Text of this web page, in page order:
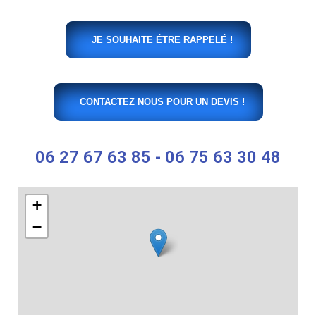
JE SOUHAITE ÉTRE RAPPELÉ !
CONTACTEZ NOUS POUR UN DEVIS !
06 27 67 63 85 - 06 75 63 30 48
+
−